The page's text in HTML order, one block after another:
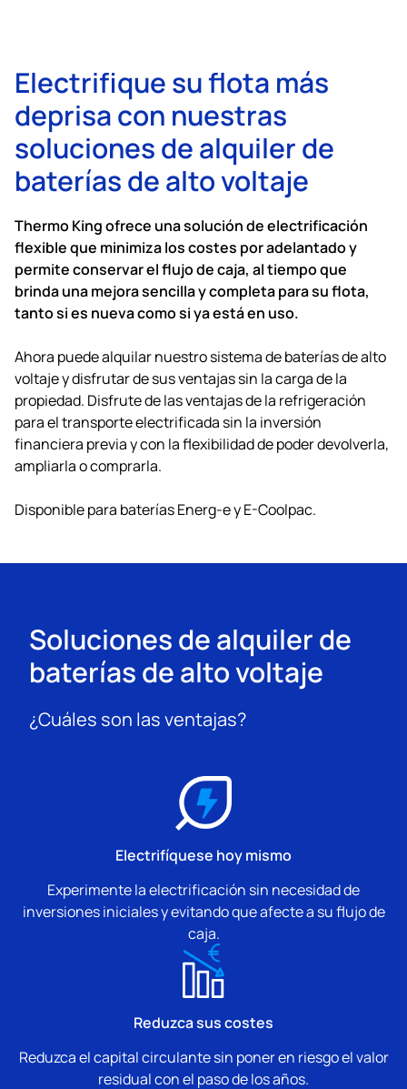
Electrifique su flota más
deprisa con nuestras
soluciones de alquiler de
baterías de alto voltaje
Thermo Kingofrece una solución de electrificación
flexible que minimiza los costes por adelantado y
permite conservar el flujo de caja, al tiempo que
brinda una mejora sencilla y completa para su flota,
tanto si es nueva como si ya está en uso.
Ahora puede alquilar nuestro sistema de baterías de alto
voltaje y disfrutar de sus ventajas sin la carga de la
propiedad. Disfrute de las ventajas de la refrigeración
para el transporte electrificada sin la inversión
financiera previa y con la flexibilidad de poder devolverla,
ampliarla o comprarla.
Disponible para baterías Energ-e y E-Coolpac.
Soluciones de alquiler de
baterías de alto voltaje
¿Cuáles son las ventajas?
Electrifíquese hoy mismo
Experimente la electrificación sin necesidad de
inversiones iniciales y evitando que afecte a su flujo de
caja.
Reduzca sus costes
Reduzca el capital circulante sin poner en riesgo el valor
residual con el paso de los años.